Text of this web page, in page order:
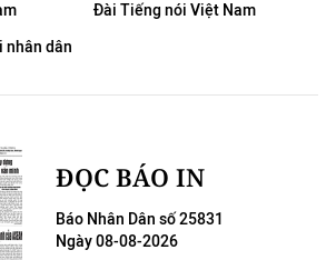
Cửu Long
Nội
Đài Tiếng nói Việt Nam
nhân dân
ĐỌC BÁO IN
Báo Nhân Dân số 25831
Ngày 08-08-2026